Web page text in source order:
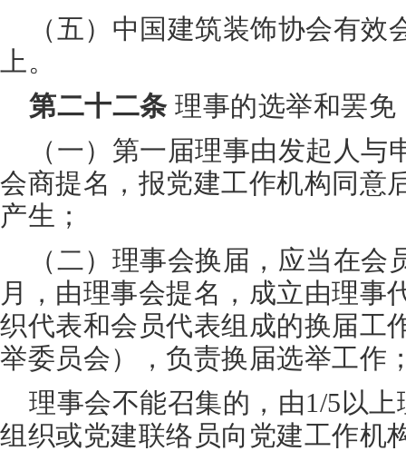
（五）中国建筑装饰协会有
上。
第二十二条理事的选举和罢免
（一）第一届理事由发起人
会商提名，报党建工作机构同意
产生；
（二）理事会换届，应当在会
月，由理事会提名，成立由理事
织代表和会员代表组成的换届工
举委员会），负责换届选举工作
理事会不能召集的，由1/5以
组织或党建联络员向党建工作机